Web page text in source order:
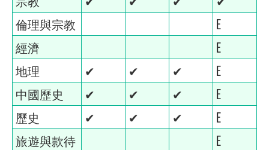
倫理與宗教
E
經濟
E
地理
✔ ✔ ✔
E
中國歷史
✔ ✔ ✔
E
歷史
✔ ✔ ✔
E
旅遊與款待
E